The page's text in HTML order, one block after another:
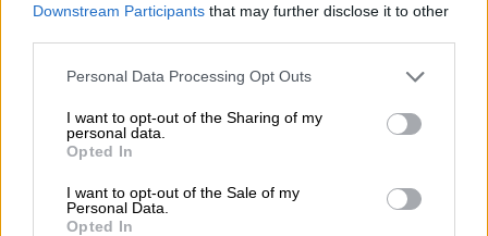
Downstream Participants that may further disclose it to other
Personal Data Processing Opt Outs
I want to opt-out of the Sharing of my
personal data.
Opted In
I want to opt-out of the Sale of my
Personal Data.
Opted In
ZAPYTAJ O PRODUKT
5B10W51816"